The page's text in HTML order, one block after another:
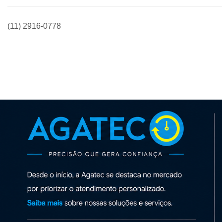
(11) 2916-0778